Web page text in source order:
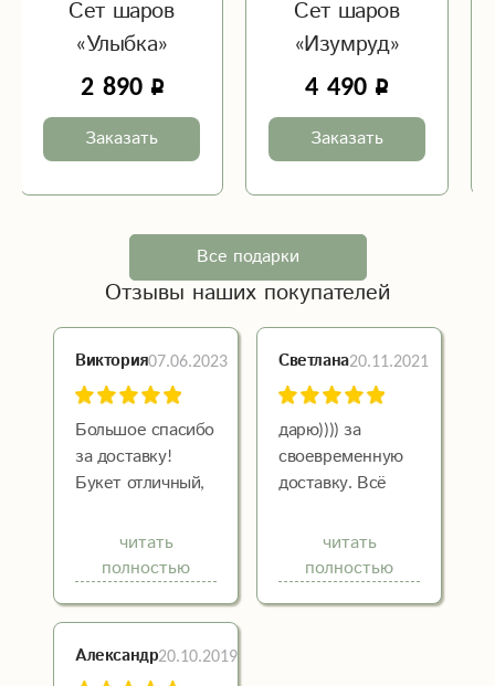
Сет шаров
«Улыбка»
2 890
Заказать
Сет шаров
«Изумруд»
4 490
Заказать
Все подарки
Отзывы наших покупателей
Виктория07.06.2023
Большое спасибо
за доставку!
Букет отличный,
доставили)
Получателю
очень
понравилось!
Рекомендую!
читать
полностью
Светлана20.11.2021
дарю)))) за
своевременную
доставку. Всё
довольная
иммениница. Вот
так через букет
читать
полностью
Александр20.10.2019